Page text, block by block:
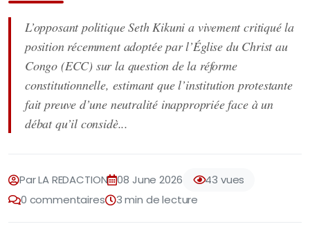
L’opposant politique Seth Kikuni a vivement critiqué la
position récemment adoptée par l’Église du Christ au
Congo (ECC) sur la question de la réforme
constitutionnelle, estimant que l’institution protestante
fait preuve d’une neutralité inappropriée face à un
débat qu’il considè...
Par LA REDACTION 08 June 2026
43 vues
0 commentaires
3 min de lecture